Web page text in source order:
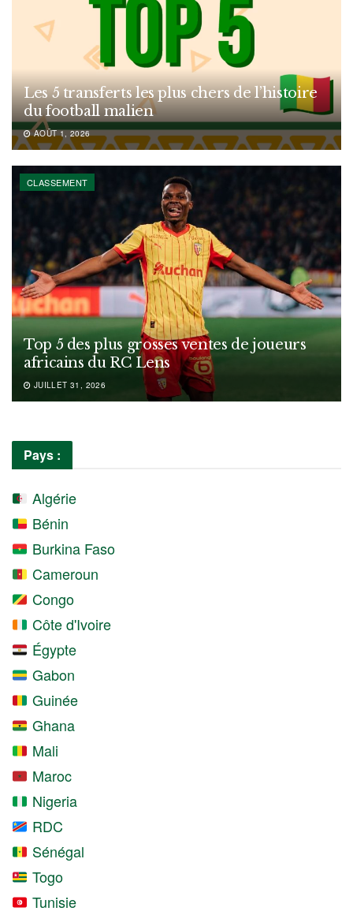
Les 5 transferts les plus chers de l’histoire
du football malien
AOÛT 1, 2026
CLASSEMENT
Top 5 des plus grosses ventes de joueurs
africains du RC Lens
JUILLET 31, 2026
Pays :
Algérie
Bénin
Burkina Faso
Cameroun
Congo
Côte d'Ivoire
Égypte
Gabon
Guinée
Ghana
Mali
Maroc
Nigeria
RDC
Sénégal
Togo
Tunisie